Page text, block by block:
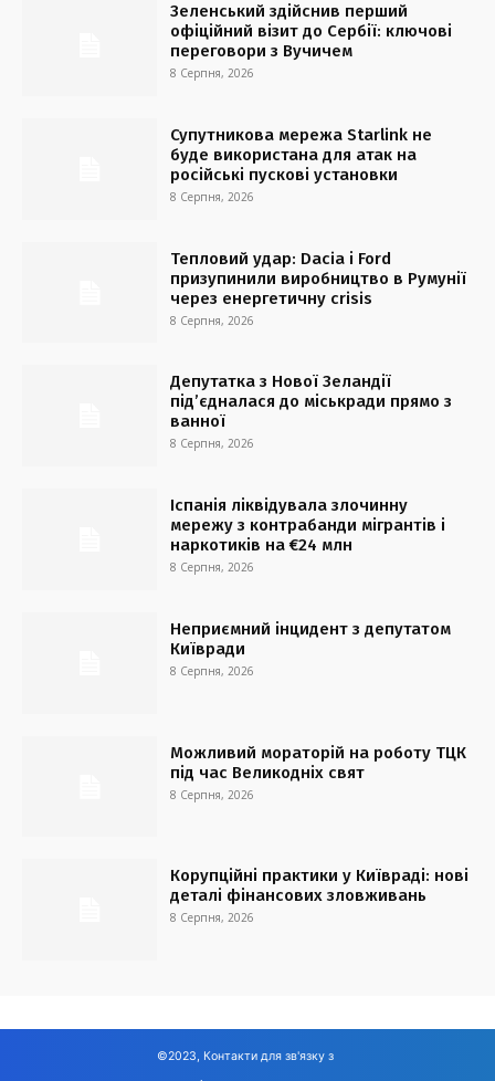
Зеленський здійснив перший
офіційний візит до Сербії: ключові
переговори з Вучичем
8 Серпня, 2026
Супутникова мережа Starlink не
буде використана для атак на
російські пускові установки
8 Серпня, 2026
Тепловий удар: Dacia і Ford
призупинили виробництво в Румунії
через енергетичну crisis
8 Серпня, 2026
Депутатка з Нової Зеландії
під’єдналася до міськради прямо з
ванної
8 Серпня, 2026
Іспанія ліквідувала злочинну
мережу з контрабанди мігрантів і
наркотиків на €24 млн
8 Серпня, 2026
Неприємний інцидент з депутатом
Київради
8 Серпня, 2026
Можливий мораторій на роботу ТЦК
під час Великодніх свят
8 Серпня, 2026
Корупційні практики у Київраді: нові
деталі фінансових зловживань
8 Серпня, 2026
©2023, Контакти для зв'язку з